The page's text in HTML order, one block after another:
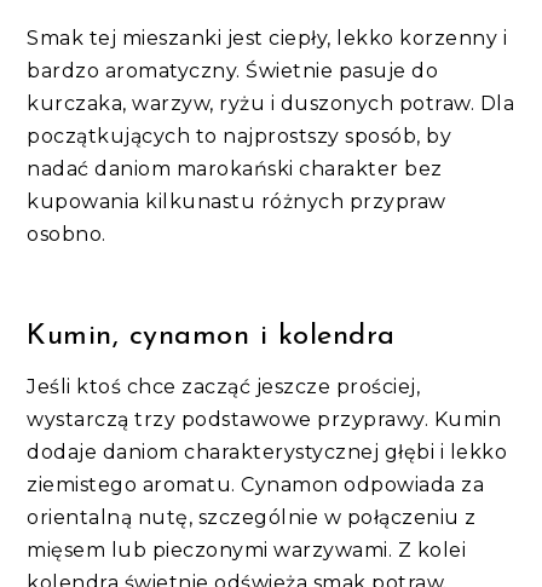
Smak tej mieszanki jest ciepły, lekko korzenny i
bardzo aromatyczny. Świetnie pasuje do
kurczaka, warzyw, ryżu i duszonych potraw. Dla
początkujących to najprostszy sposób, by
nadać daniom marokański charakter bez
kupowania kilkunastu różnych przypraw
osobno.
Kumin, cynamon i kolendra
Jeśli ktoś chce zacząć jeszcze prościej,
wystarczą trzy podstawowe przyprawy. Kumin
dodaje daniom charakterystycznej głębi i lekko
ziemistego aromatu. Cynamon odpowiada za
orientalną nutę, szczególnie w połączeniu z
mięsem lub pieczonymi warzywami. Z kolei